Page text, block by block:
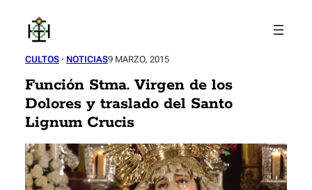
contenido
CULTOS · NOTICIAS9 MARZO, 2015
Función Stma. Virgen de los
Dolores y traslado del Santo
Lignum Crucis